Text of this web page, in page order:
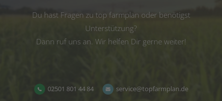
Du hast Fragen zu top farmplan oder benötigst
Unterstützung?
Dann ruf uns an. Wir helfen Dir gerne weiter!
02501 801 44 84 service@topfarmplan.de